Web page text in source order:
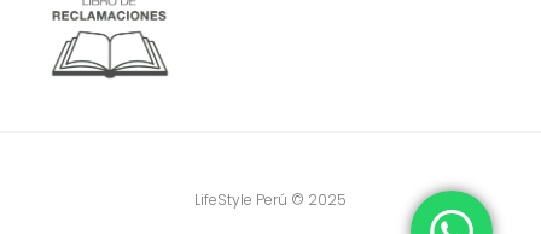
LifeStyle Perú © 2025